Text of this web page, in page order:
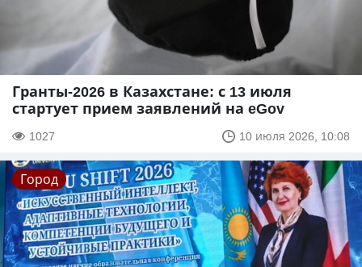
Гранты-2026 в Казахстане: с 13 июля
стартует прием заявлений на eGov
1027 10 июля 2026, 10:08
Город